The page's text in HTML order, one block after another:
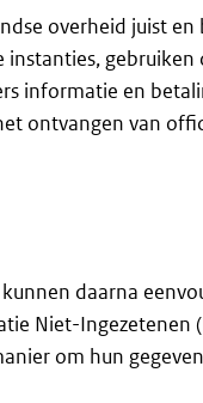
overheid juist
informatie en
ontvangen van
daarna
Niet-Ingezetenen
om hun